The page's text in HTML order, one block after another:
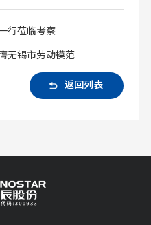
行莅临考察
无锡市劳动模范
返回列表